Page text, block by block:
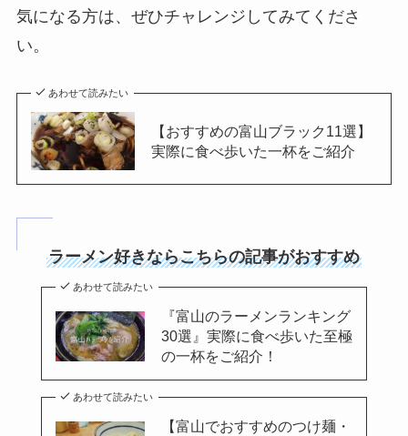
気になる方は、ぜひチャレンジしてみてくださ
い。
あわせて読みたい
【おすすめの富山ブラック11選】
実際に食べ歩いた一杯をご紹介
ラーメン好きならこちらの記事がおすすめ
あわせて読みたい
『富山のラーメンランキング
30選』実際に食べ歩いた至極
の一杯をご紹介！
あわせて読みたい
【富山でおすすめのつけ麺・